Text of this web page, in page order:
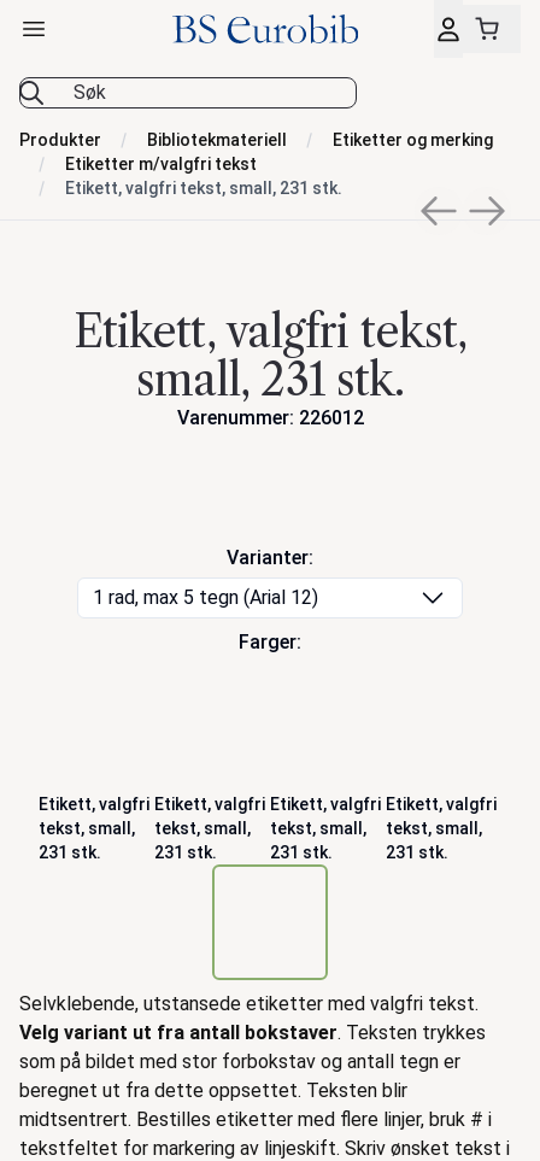
BS Eurobib
Åpne hovedmeny
Produkter Bibliotekmateriell
Etiketter og merking
Etiketter m/valgfri tekst
Etikett, valgfri tekst, small, 231 stk.
Previous
Next
Etikett, valgfri tekst,
small, 231 stk.
Varenummer: 226012
Varianter:
1 rad, max 5 tegn (Arial 12)
Farger:
Etikett, valgfri
tekst, small,
231 stk.
Etikett, valgfri
tekst, small,
231 stk.
Etikett, valgfri
tekst, small,
231 stk.
Etikett, valgfri
tekst, small,
231 stk.
Beskrivelse
Selvklebende, utstansede etiketter med valgfri tekst.
Velg variant ut fra antall bokstaver. Teksten trykkes
som på bildet med stor forbokstav og antall tegn er
beregnet ut fra dette oppsettet. Teksten blir
midtsentrert. Bestilles etiketter med flere linjer, bruk # i
tekstfeltet for markering av linjeskift. Skriv ønsket tekst i